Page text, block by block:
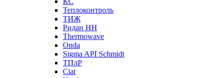
Теплоконтроль
ТИЖ
Ридан НН
Thermowave
Onda
Sigma API Schmidt
ТПлР
Ciat